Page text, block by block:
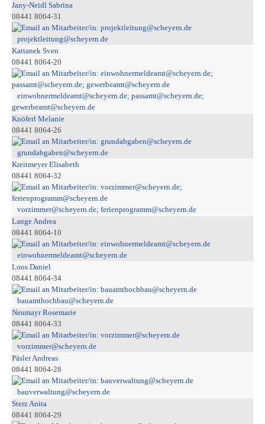
Jany-Neidl Sabrina
08441 8064-31
projektleitung@scheyern.de
Kattanek Sven
08441 8064-20
einwohnermeldeamt@scheyern.de; passamt@scheyern.de;
gewerbeamt@scheyern.de
Knöferl Melanie
08441 8064-26
grundabgaben@scheyern.de
Kreitmeyer Elisabeth
08441 8064-32
vorzimmer@scheyern.de; ferienprogramm@scheyern.de
Lange Andrea
08441 8064-10
einwohnermeldeamt@scheyern.de
Loos Daniel
08441 8064-34
bauamthochbau@scheyern.de
Neumayr Rosemarie
08441 8064-33
vorzimmer@scheyern.de
Päsler Andreas
08441 8064-28
bauverwaltung@scheyern.de
Sterz Anita
08441 8064-29